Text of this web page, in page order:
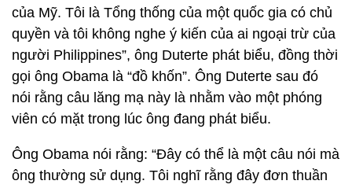
của Mỹ. Tôi là Tổng thống của một quốc gia có chủ
quyền và tôi không nghe ý kiến của ai ngoại trừ của
người Philippines”, ông Duterte phát biểu, đồng thời
gọi ông Obama là “đồ khốn”. Ông Duterte sau đó
nói rằng câu lăng mạ này là nhằm vào một phóng
viên có mặt trong lúc ông đang phát biểu.
Ông Obama nói rằng: “Đây có thể là một câu nói mà
ông thường sử dụng. Tôi nghĩ rằng đây đơn thuần